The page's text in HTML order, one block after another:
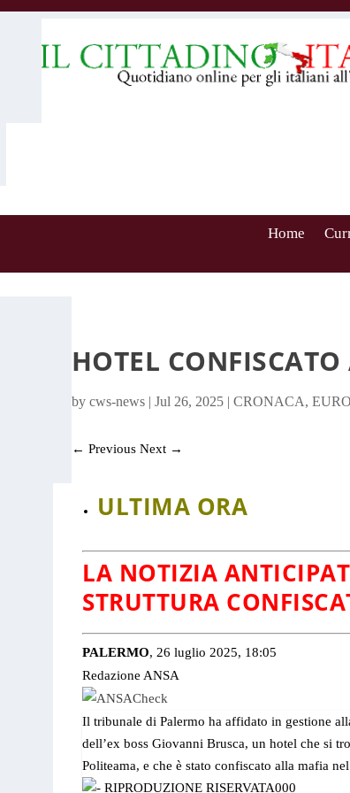
Home
HOTEL
by cws-news| Jul 26, 2025| CRONACA,
← Previous Next →
ULTIMA ORA
LA NOTIZIA
STRUTTURA
PALERMO, 26 luglio 2025, 18:05
Redazione ANSA
Il tribunale di Palermo ha affidato in gestione
dell’ex boss Giovanni Brusca, un hotel che si
Politeama, e che è stato confiscato alla mafia
000